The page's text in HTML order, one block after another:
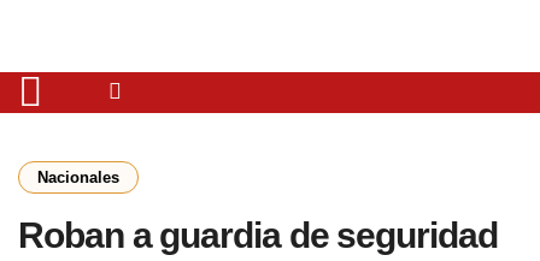
Nacionales
Roban a guardia de seguridad